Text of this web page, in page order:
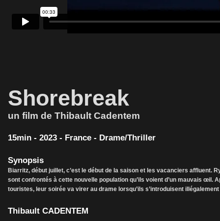
Shorebreak
un film de Thibault Cadentem
15min - 2023 - France - Drame/Thriller
Synopsis
Biarritz, début juillet, c’est le début de la saison et les vacanciers affluent.
sont confrontés à cette nouvelle population qu’ils voient d’un mauvais œil.
touristes, leur soirée va virer au drame lorsqu’ils s’introduisent
Thibault CADENTEM